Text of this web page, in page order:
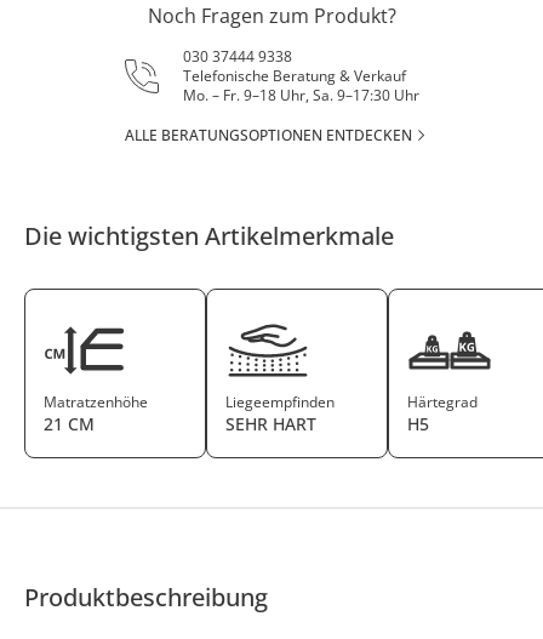
Noch Fragen zum Produkt?
030 37444 9338
Telefonische Beratung & Verkauf
Mo. – Fr. 9–18 Uhr, Sa. 9–17:30 Uhr
ALLE BERATUNGSOPTIONEN ENTDECKEN
Die wichtigsten Artikelmerkmale
Matratzenhöhe
21 CM
Liegeempfinden
SEHR HART
Härtegrad
H5
Produktbeschreibung